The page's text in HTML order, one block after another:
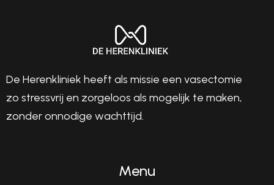
De Herenkliniek heeft als missie een vasectomie
zo stressvrij en zorgeloos als mogelijk te maken,
zonder onnodige wachttijd.
Menu